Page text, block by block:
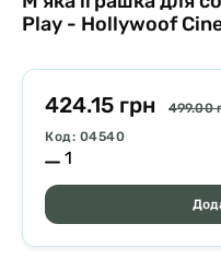
Play - Hollywoof
424.15 грн
499.00
Код: 04540